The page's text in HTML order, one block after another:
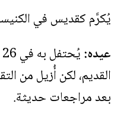
يُكرَّم كقديس في
عيده:
القديم، لكن أُزيل من
بعد مراجعات حديثة.